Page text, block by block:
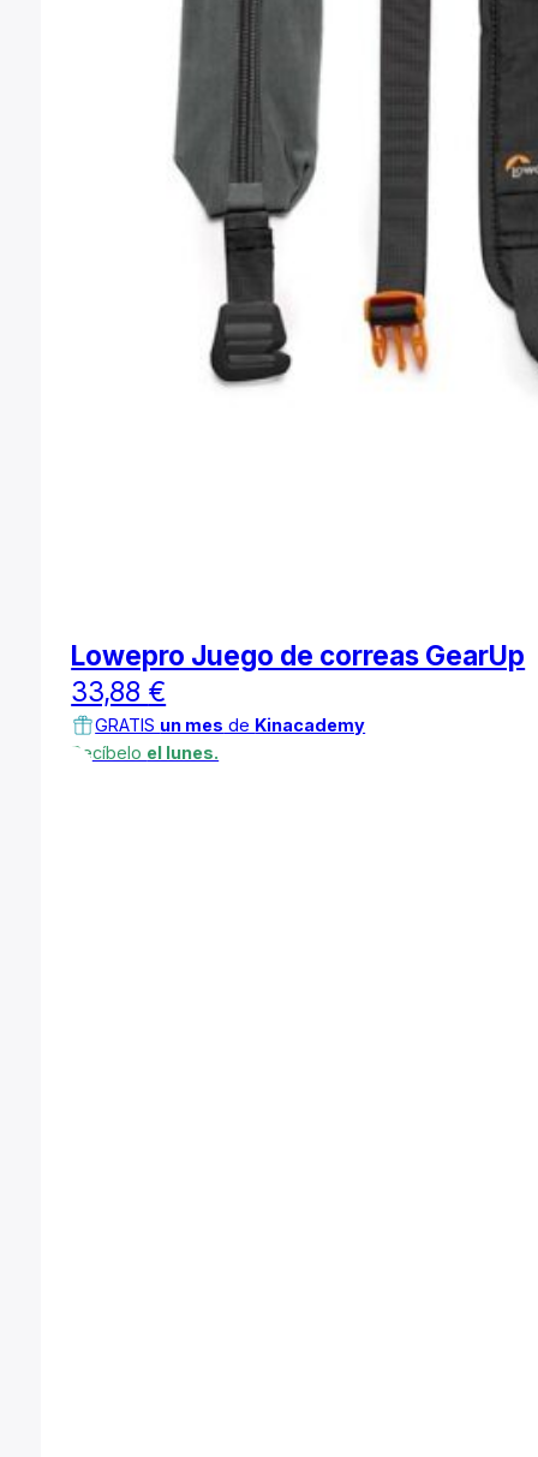
Lowepro Juego de correas GearUp
33,88 €
GRATIS un mes de Kinacademy
Recíbelo el lunes.